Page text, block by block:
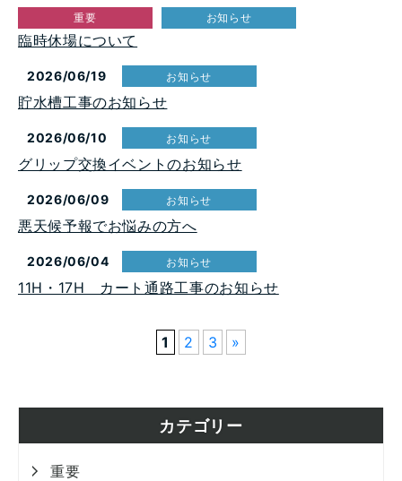
重要 お知らせ
臨時休場について
2026/06/19 お知らせ
貯水槽工事のお知らせ
2026/06/10 お知らせ
グリップ交換イベントのお知らせ
2026/06/09 お知らせ
悪天候予報でお悩みの方へ
2026/06/04 お知らせ
11H・17H カート通路工事のお知らせ
1 2 3 »
カテゴリー
重要